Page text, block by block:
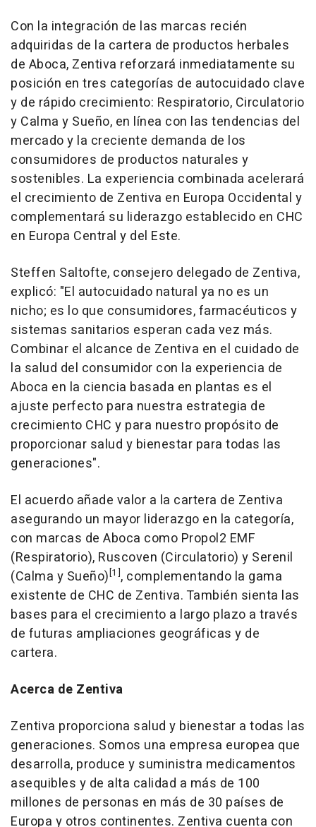
Con la integración de las marcas recién
adquiridas de la cartera de productos herbales
de Aboca, Zentiva reforzará inmediatamente su
posición en tres categorías de autocuidado clave
y de rápido crecimiento: Respiratorio, Circulatorio
y Calma y Sueño, en línea con las tendencias del
mercado y la creciente demanda de los
consumidores de productos naturales y
sostenibles. La experiencia combinada acelerará
el crecimiento de Zentiva en Europa Occidental y
complementará su liderazgo establecido en CHC
en Europa Central y del Este.
Steffen Saltofte, consejero delegado de Zentiva,
explicó: "El autocuidado natural ya no es un
nicho; es lo que consumidores, farmacéuticos y
sistemas sanitarios esperan cada vez más.
Combinar el alcance de Zentiva en el cuidado de
la salud del consumidor con la experiencia de
Aboca en la ciencia basada en plantas es el
ajuste perfecto para nuestra estrategia de
crecimiento CHC y para nuestro propósito de
proporcionar salud y bienestar para todas las
generaciones".
El acuerdo añade valor a la cartera de Zentiva
asegurando un mayor liderazgo en la categoría,
con marcas de Aboca como Propol2 EMF
(Respiratorio), Ruscoven (Circulatorio) y Serenil
(Calma y Sueño) [1], complementando la gama
existente de CHC de Zentiva. También sienta las
bases para el crecimiento a largo plazo a través
de futuras ampliaciones geográficas y de
cartera.
Acerca de Zentiva
Zentiva proporciona salud y bienestar a todas las
generaciones. Somos una empresa europea que
desarrolla, produce y suministra medicamentos
asequibles y de alta calidad a más de 100
millones de personas en más de 30 países de
Europa y otros continentes. Zentiva cuenta con